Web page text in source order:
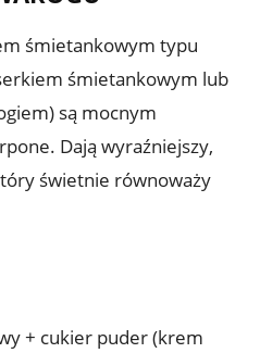
śmietankowym typu
śmietankowym lub
są mocnym
Dają wyraźniejszy,
świetnie równoważy
+ cukier puder (krem